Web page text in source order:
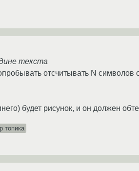
текста
отсчитывать N символов
будет рисунок, и он должен
топика